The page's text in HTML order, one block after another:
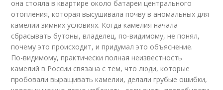
она стояла в квартире около батареи центрального
отопления, которая высушивала почву в аномальных для
камелии зимних условиях. Когда камелия начала
сбрасывать бутоны, владелец, по-видимому, не понял,
почему это происходит, и придумал это объяснение.
По-видимому, практически полная неизвестность
камелий в России связана с тем, что люди, которые
пробовали выращивать камелии, делали грубые ошибки,